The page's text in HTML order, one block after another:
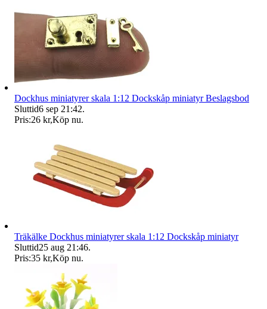
Dockhus miniatyrer skala 1:12 Dockskåp miniatyr Beslagsbod
Sluttid6 sep 21:42.
Pris:26 kr,Köp nu.
Träkälke Dockhus miniatyrer skala 1:12 Dockskåp miniatyr
Sluttid25 aug 21:46.
Pris:35 kr,Köp nu.